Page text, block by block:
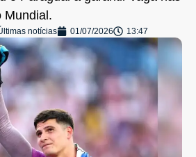
Mundial.
notícias 01/07/2026 13:47